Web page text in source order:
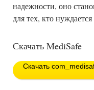
надежности, оно
для тех, кто
Скачать MediSafe
Скачать